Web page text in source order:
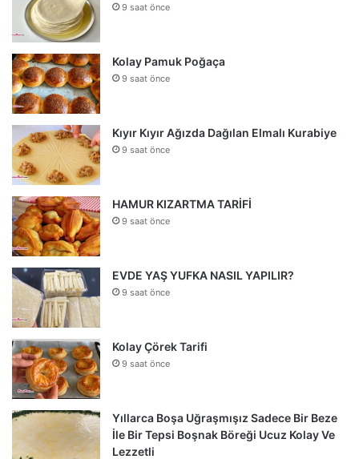
9 saat önce
Kolay Pamuk Poğaça
9 saat önce
Kıyır Kıyır Ağızda Dağılan Elmalı Kurabiye
9 saat önce
HAMUR KIZARTMA TARİFİ
9 saat önce
EVDE YAŞ YUFKA NASIL YAPILIR?
9 saat önce
Kolay Çörek Tarifi
9 saat önce
Yıllarca Boşa Uğraşmışız Sadece Bir Beze
İle Bir Tepsi Boşnak Böreği Ucuz Kolay Ve
Lezzetli